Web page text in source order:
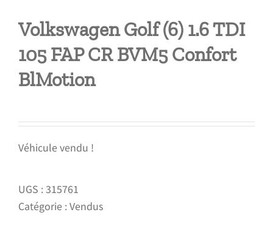
Volkswagen Golf (6) 1.6 TDI
105 FAP CR BVM5 Confort
BlMotion
Véhicule vendu !
UGS :315761
Catégorie :Vendus